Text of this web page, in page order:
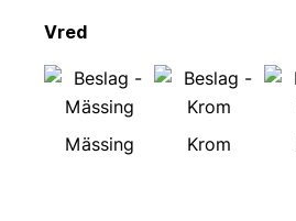
Vred
Mässing Krom